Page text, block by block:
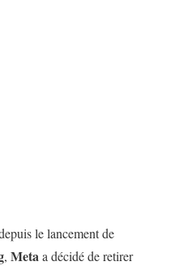
le lancement de
, Metaa décidé de retirer